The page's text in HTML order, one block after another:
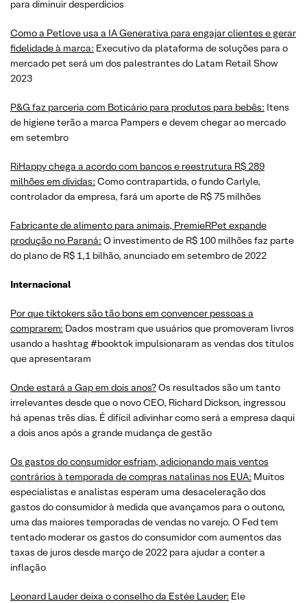
para diminuir desperdícios
Como a Petlove usa a IA Generativa para engajar clientes e gerar
fidelidade à marca: Executivo da plataforma de soluções para o
mercado pet será um dos palestrantes do Latam Retail Show
2023
P&G faz parceria com Boticário para produtos para bebês: Itens
de higiene terão a marca Pampers e devem chegar ao mercado
em setembro
RiHappy chega a acordo com bancos e reestrutura R$ 289
milhões em dívidas: Como contrapartida, o fundo Carlyle,
controlador da empresa, fará um aporte de R$ 75 milhões
Fabricante de alimento para animais, PremieRPet expande
produção no Paraná: O investimento de R$ 100 milhões faz parte
do plano de R$ 1,1 bilhão, anunciado em setembro de 2022
Internacional
Por que tiktokers são tão bons em convencer pessoas a
comprarem: Dados mostram que usuários que promoveram livros
usando a hashtag #booktok impulsionaram as vendas dos títulos
que apresentaram
Onde estará a Gap em dois anos?Os resultados são um tanto
irrelevantes desde que o novo CEO, Richard Dickson, ingressou
há apenas três dias. É difícil adivinhar como será a empresa daqui
a dois anos após a grande mudança de gestão
Os gastos do consumidor esfriam, adicionando mais ventos
contrários à temporada de compras natalinas nos EUA: Muitos
especialistas e analistas esperam uma desaceleração dos
gastos do consumidor à medida que avançamos para o outono,
uma das maiores temporadas de vendas no varejo. O Fed tem
tentado moderar os gastos do consumidor com aumentos das
taxas de juros desde março de 2022 para ajudar a conter a
inflação
Leonard Lauder deixa o conselho da Estée Lauder: Ele